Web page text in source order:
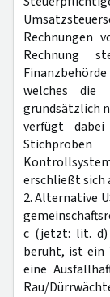
Rechnungen
Rechnung
welches die
grundsätzlich
verfügt
erschließt sich
2. Alternative
c (jetzt: lit. d)
beruht, ist ein
eine
Rau/